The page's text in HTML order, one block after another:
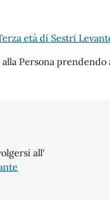
età di Sestri
Persona
all'